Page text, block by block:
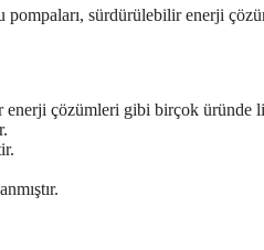
sürdürülebilir enerji
çözümleri gibi birçok üründe